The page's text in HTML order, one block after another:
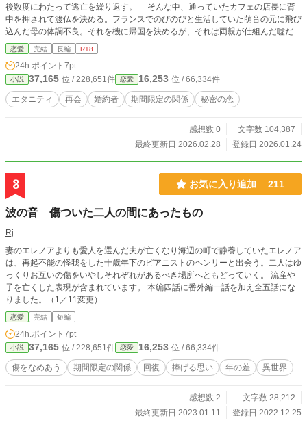
後数度にわたって逃亡を繰り返す。 そんな中、通っていたカフェの店長に背
中を押されて渡仏を決める。フランスでのびのびと生活していた萌音の元に飛び
込んだ母の体調不良。それを機に帰国を決めるが、それは両親が仕組んだ嘘だっ
た。 散々逃げ回った萌音はようやく観念し、あと一年だけ自由に過ごすこと
を条件として結婚を受け入れる。だが一年を過ごすと決めた場所で、渡仏の背中
を押してくれたカフェの店長と再会して……。
恋愛 完結 長編 R18
24h.ポイント 7pt
小説 37,165 位 / 228,651件 恋愛 16,253 位 / 66,334件
エタニティ 再会 婚約者 期間限定の関係 秘密の恋
感想数 0
文字数 104,387
最終更新日 2026.02.28
登録日 2026.01.24
3 お気に入り追加 211
波の音 傷ついた二人の間にあったもの
Rj
妻のエレノアよりも愛人を選んだ夫が亡くなり海辺の町で静養していたエレノア
は、再起不能の怪我をした十歳年下のピアニストのヘンリーと出会う。二人はゆ
っくりお互いの傷をいやしそれぞれがあるべき場所へともどっていく。 流産や
子を亡くした表現が含まれています。 本編四話に番外編一話を加え全五話にな
りました。（1／11変更）
恋愛 完結 短編
24h.ポイント 7pt
小説 37,165 位 / 228,651件 恋愛 16,253 位 / 66,334件
傷をなめあう 期間限定の関係 回復 捧げる思い 年の差 異世界
感想数 2
文字数 28,212
最終更新日 2023.01.11
登録日 2022.12.25